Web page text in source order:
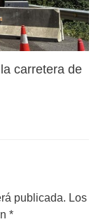
carretera de
publicada. Los
*